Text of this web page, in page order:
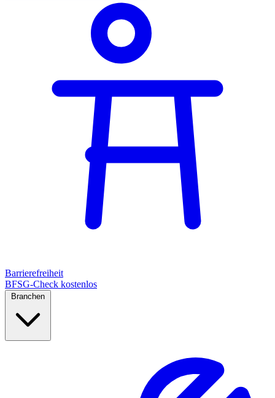
Barrierefreiheit
BFSG-Check kostenlos